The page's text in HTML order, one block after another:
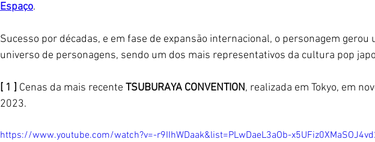
Espaço.
Sucesso por décadas, e em fase de expansão internacional, o personagem gerou
universo de personagens, sendo um dos mais representativos da cultura pop
[ 1 ] Cenas da mais recente TSUBURAYA CONVENTION, realizada em Tokyo, em
2023.
https://www.youtube.com/watch?v=-r9IIhWDaak&list=PLwDaeL3aOb-